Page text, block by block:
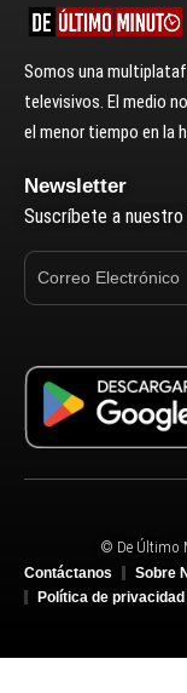
Somos una
televisivos. El medio
el menor tiempo en la
Newsletter
Suscríbete a
© De Último
Contáctanos
Sobre
Política de privacidad